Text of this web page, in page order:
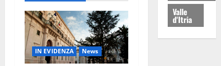
IN EVIDENZA News
Valle
d'Itria